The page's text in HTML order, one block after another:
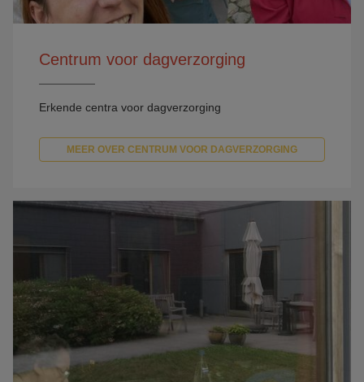
Centrum voor dagverzorging
Erkende centra voor dagverzorging
MEER OVER CENTRUM VOOR DAGVERZORGING